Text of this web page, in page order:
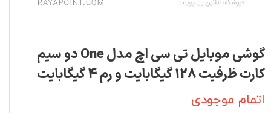
گوشی موبایل تی سی اچ مدل One دو سیم
کارت ظرفیت 128 گیگابایت و رم 4 گیگابایت
اتمام موجودی